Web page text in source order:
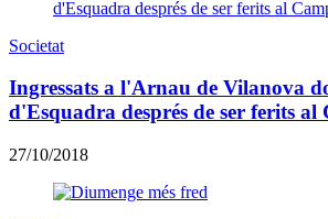
Societat
Ingressats a l'Arnau de Vilanova
d'Esquadra després de ser ferits
27/10/2018